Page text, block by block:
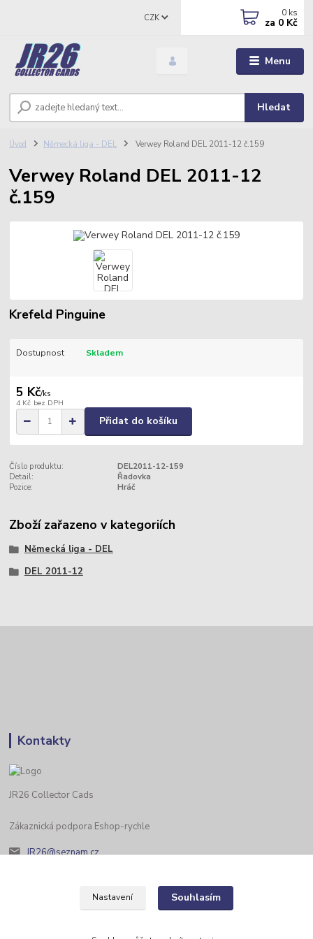
Menu
CZK
Hledat
0 ks
za 0 Kč
Úvod Německá liga - DEL Verwey Roland DEL 2011-12 č.159
Verwey Roland DEL 2011-12
č.159
Krefeld Pinguine
Dostupnost Skladem
5 Kč/ks
4 Kč bez DPH
Přidat do košíku
Číslo produktu:
DEL2011-12-159
Detail:
Řadovka
Pozice:
Hráč
Zboží zařazeno v kategoriích
Německá liga - DEL
DEL 2011-12
Kontakty
JR26 Collector Cads
Zákaznická podpora Eshop-rychle
JR26@seznam.cz
Nastavení Souhlasím